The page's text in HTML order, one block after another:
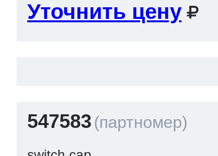
Уточнить цену
547583